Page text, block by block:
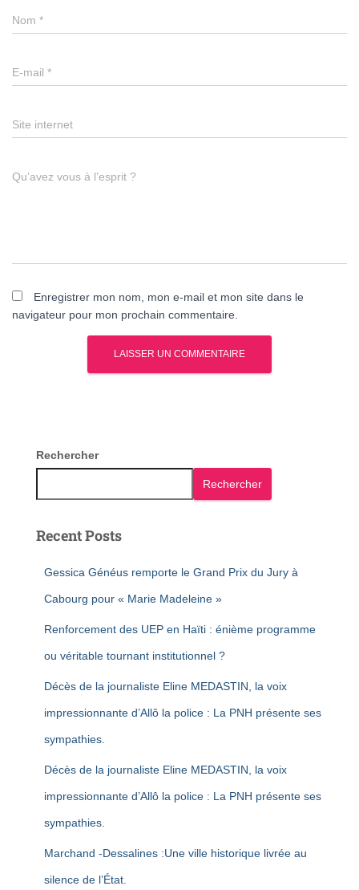
Nom *
E-mail *
Site internet
Qu’avez vous à l’esprit ?
Enregistrer mon nom, mon e-mail et mon site dans le
navigateur pour mon prochain commentaire.
Rechercher
Rechercher
Recent Posts
Gessica Généus remporte le Grand Prix du Jury à
Cabourg pour « Marie Madeleine »
Renforcement des UEP en Haïti : énième programme
ou véritable tournant institutionnel ?
Décès de la journaliste Eline MEDASTIN, la voix
impressionnante d’Allô la police : La PNH présente ses
sympathies.
Décès de la journaliste Eline MEDASTIN, la voix
impressionnante d’Allô la police : La PNH présente ses
sympathies.
Marchand -Dessalines :Une ville historique livrée au
silence de l’État.